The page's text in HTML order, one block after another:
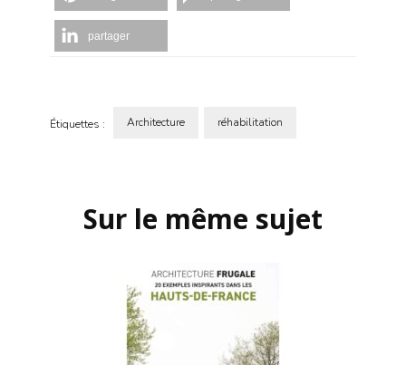
partager
Étiquettes : Architecture réhabilitation
Sur le même sujet